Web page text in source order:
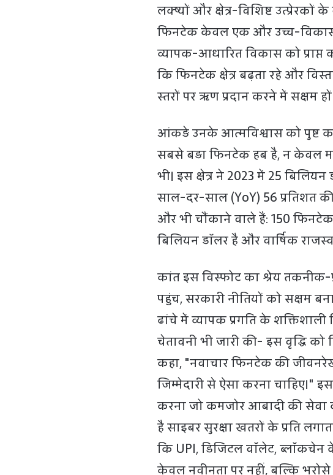
लक्ष्यों और क्षेत्र-विशिष्ट
फिनटेक केवल एक और उच्च-विकास
व्यापक-आधारित विकास को
कि फिनटेक क्षेत्र बढ़ता रहे और
स्तरों पर ऋण प्रदान करने में सक्षम
आंकड़े उनके आत्मविश्वास को पुष्ट
सबसे बड़ा फिनटेक हब है, न केवल
भी। इस क्षेत्र ने 2023 में 25
साल-दर-साल (YoY) 56 प्रतिशत
और भी चौंकाने वाले हैं: 150
बिलियन डॉलर है और वार्षिक
कांत इस विस्फोट का श्रेय
पहुंच, सरकारी नीतियों को सक्षम
ढांचे में व्यापक प्रगति के
चेतावनी भी जारी की- इस वृद्धि को
कहा, "नवाचार फिनटेक की
जिम्मेदारी से ऐसा करना चाहिए।"
करना जो कमजोर आबादी की सेवा
है साइबर सुरक्षा खतरों के प्रति
कि UPI, डिजिटल वॉलेट, ब्लॉकचेन
केवल नवीनता पर नहीं, बल्कि भरोसे